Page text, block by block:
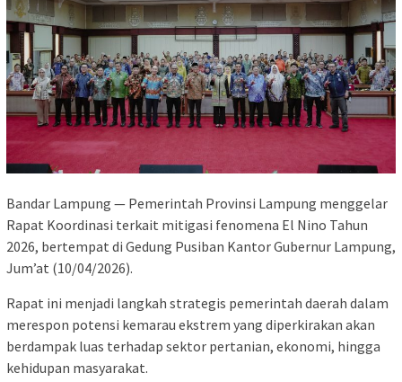
Bandar Lampung — Pemerintah Provinsi Lampung menggelar
Rapat Koordinasi terkait mitigasi fenomena El Nino Tahun
2026, bertempat di Gedung Pusiban Kantor Gubernur Lampung,
Jum’at (10/04/2026).
Rapat ini menjadi langkah strategis pemerintah daerah dalam
merespon potensi kemarau ekstrem yang diperkirakan akan
berdampak luas terhadap sektor pertanian, ekonomi, hingga
kehidupan masyarakat.